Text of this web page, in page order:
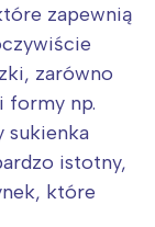
zapewnią
zarówno
formy np.
sukienka
istotny,
które